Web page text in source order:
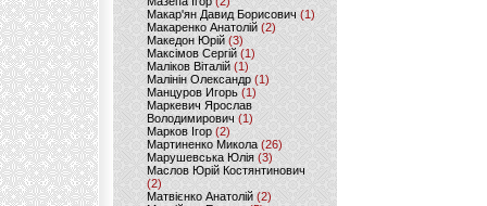
Макар'ян Давид Борисович(1)
Макаренко Анатолій (2)
Македон Юрій(3)
Максімов Сергій (1)
Маліков Віталій (1)
Малінін Олександр (1)
Манцуров Игорь (1)
Маркевич Ярослав
Володимирович (1)
Марков Ігор (2)
Мартиненко Микола (26)
Марушевська Юлія (3)
Маслов Юрій Костянтинович
(2)
Матвієнко Анатолій (2)